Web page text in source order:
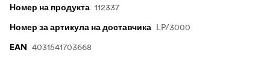
Номер на продукта 112337
Номер за артикула на доставчика LP/3000
EAN 4031541703668